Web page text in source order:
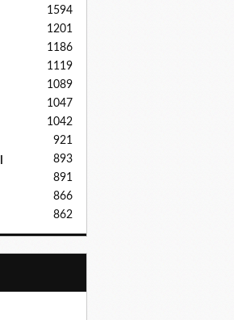
1594
1201
1186
1119
1089
1047
1042
921
893
891
866
862